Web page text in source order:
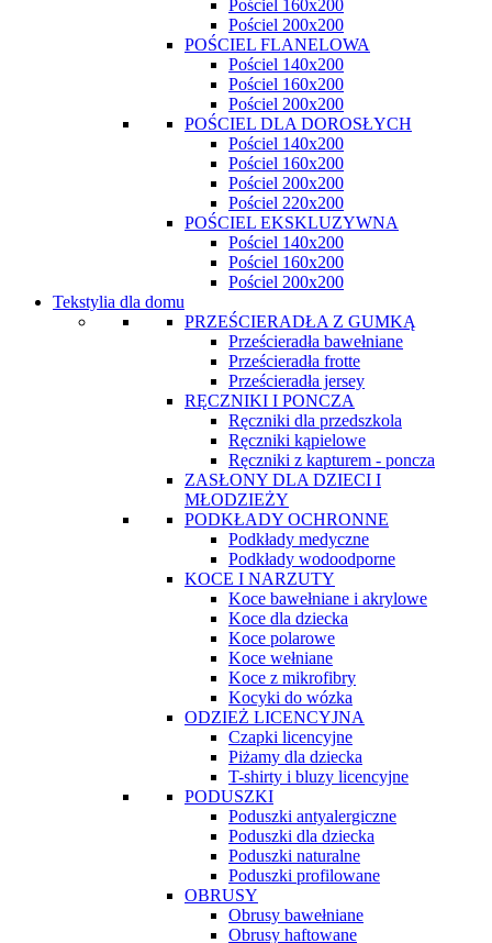
Pościel 160x200
Pościel 200x200
POŚCIEL FLANELOWA
Pościel 140x200
Pościel 160x200
Pościel 200x200
POŚCIEL DLA DOROSŁYCH
Pościel 140x200
Pościel 160x200
Pościel 200x200
Pościel 220x200
POŚCIEL EKSKLUZYWNA
Pościel 140x200
Pościel 160x200
Pościel 200x200
Tekstylia dla domu
PRZEŚCIERADŁA Z GUMKĄ
Prześcieradła bawełniane
Prześcieradła frotte
Prześcieradła jersey
RĘCZNIKI I PONCZA
Ręczniki dla przedszkola
Ręczniki kąpielowe
Ręczniki z kapturem - poncza
ZASŁONY DLA DZIECI I
MŁODZIEŻY
PODKŁADY OCHRONNE
Podkłady medyczne
Podkłady wodoodporne
KOCE I NARZUTY
Koce bawełniane i akrylowe
Koce dla dziecka
Koce polarowe
Koce wełniane
Koce z mikrofibry
Kocyki do wózka
ODZIEŻ LICENCYJNA
Czapki licencyjne
Piżamy dla dziecka
T-shirty i bluzy licencyjne
PODUSZKI
Poduszki antyalergiczne
Poduszki dla dziecka
Poduszki naturalne
Poduszki profilowane
OBRUSY
Obrusy bawełniane
Obrusy haftowane